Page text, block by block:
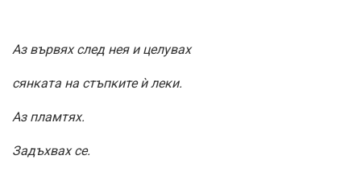
Аз вървях след нея и целувах
сянката на стъпките ѝ леки.
Аз пламтях.
Задъхвах се.